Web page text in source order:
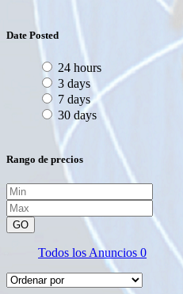
Date Posted
24 hours
3 days
7 days
30 days
Rango de precios
GO
Todos los Anuncios 0